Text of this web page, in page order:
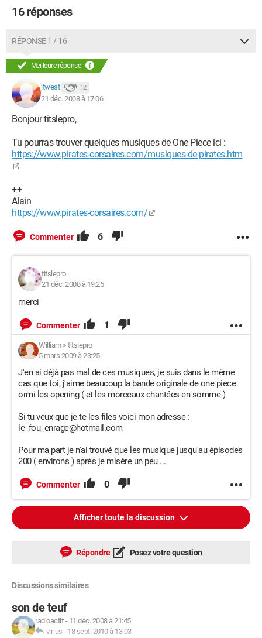
16 réponses
RÉPONSE 1 / 16
Meilleure réponse
jtwest 12
21 déc. 2008 à 17:06
Bonjour titslepro,
Tu pourras trouver quelques musiques de One Piece ici :
https://www.pirates-corsaires.com/musiques-de-pirates.htm
++
Alain
https://www.pirates-corsaires.com/
Commenter 6
titslepro
21 déc. 2008 à 19:26
merci
Commenter 1
William> titslepro
5 mars 2009 à 23:25
J'en ai déjà pas mal de ces musiques, je suis dans le même
cas que toi, j'aime beaucoup la bande originale de one piece
ormi les opening ( et les morceaux chantées en somme )
Si tu veux que je te les files voici mon adresse :
le_fou_enrage@hotmail.com
Pour ma part je n'ai trouvé que les musique jusqu'au épisodes
200 ( environs ) après je misère un peu ...
Commenter 0
Afficher toute la discussion
Répondre Posez votre question
Discussions similaires
son de teuf
radioactif- 11 déc. 2008 à 21:45
vir-us - 18 sept. 2010 à 13:03